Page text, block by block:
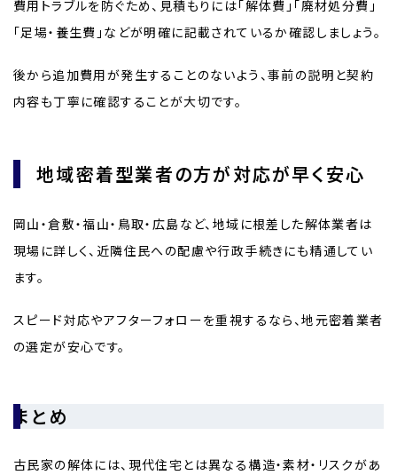
費用トラブルを防ぐため、見積もりには「解体費」「廃材処分費」
「足場・養生費」などが明確に記載されているか確認しましょう。
後から追加費用が発生することのないよう、事前の説明と契約
内容も丁寧に確認することが大切です。
地域密着型業者の方が対応が早く安心
岡山・倉敷・福山・鳥取・広島など、地域に根差した解体業者は
現場に詳しく、近隣住民への配慮や行政手続きにも精通してい
ます。
スピード対応やアフターフォローを重視するなら、地元密着業者
の選定が安心です。
まとめ
古民家の解体には、現代住宅とは異なる構造・素材・リスクがあ